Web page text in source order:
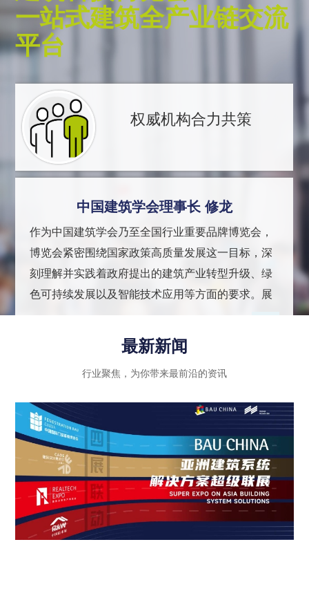
一站式建筑全产业链交流
平台
权威机构合力共策
中国建筑学会理事长 修龙
作为中国建筑学会乃至全国行业重要品牌博览会，
博览会紧密围绕国家政策高质量发展这一目标，深
刻理解并实践着政府提出的建筑产业转型升级、绿
色可持续发展以及智能技术应用等方面的要求。展
用，同时注重政策法规的引导和推动作用，进一步
推动建筑行业向高质量发展迈进。
最新新闻
行业聚焦，为你带来最前沿的资讯